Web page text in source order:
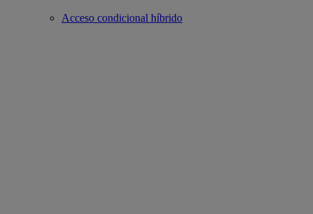
Acceso condicional híbrido